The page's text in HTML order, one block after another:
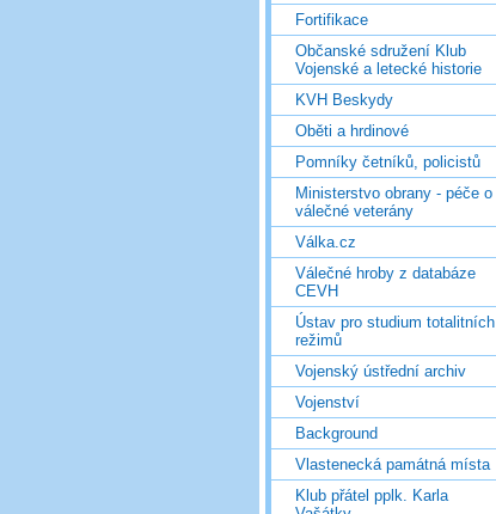
Fortifikace
Občanské sdružení Klub
Vojenské a letecké historie
KVH Beskydy
Oběti a hrdinové
Pomníky četníků, policistů
Ministerstvo obrany - péče o
válečné veterány
Válka.cz
Válečné hroby z databáze
CEVH
Ústav pro studium totalitních
režimů
Vojenský ústřední archiv
Vojenství
Background
Vlastenecká památná místa
Klub přátel pplk. Karla